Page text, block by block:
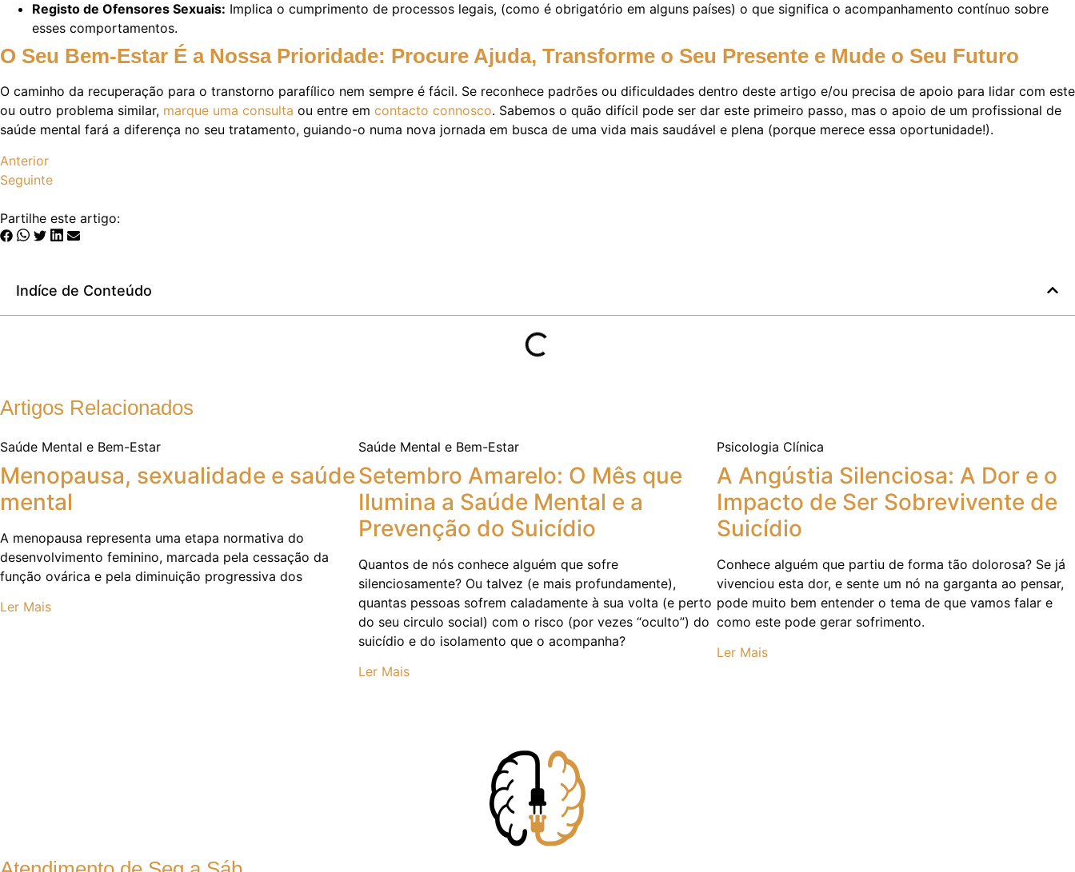
Registo de Ofensores Sexuais: Implica o cumprimento de processos legais, (como é obrigatório em alguns países) o que significa o acompanhamento contínuo sobre
esses comportamentos.
O Seu Bem-Estar É a Nossa Prioridade: Procure Ajuda, Transforme o Seu Presente e Mude o Seu Futuro
O caminho da recuperação para o transtorno parafílico nem sempre é fácil. Se reconhece padrões ou dificuldades dentro deste artigo e/ou precisa de apoio para lidar com este
ou outro problema similar, marque uma consulta ou entre em contacto connosco. Sabemos o quão difícil pode ser dar este primeiro passo, mas o apoio de um profissional de
saúde mental fará a diferença no seu tratamento, guiando-o numa nova jornada em busca de uma vida mais saudável e plena (porque merece essa oportunidade!).
Anterior
Seguinte
Partilhe este artigo:
Indíce de Conteúdo
Artigos Relacionados
Saúde Mental e Bem-Estar
Menopausa, sexualidade e saúde
mental
A menopausa representa uma etapa normativa do
desenvolvimento feminino, marcada pela cessação da
função ovárica e pela diminuição progressiva dos
Ler Mais
Saúde Mental e Bem-Estar
Setembro Amarelo: O Mês que
Ilumina a Saúde Mental e a
Prevenção do Suicídio
Quantos de nós conhece alguém que sofre
silenciosamente? Ou talvez (e mais profundamente),
quantas pessoas sofrem caladamente à sua volta (e perto
do seu circulo social) com o risco (por vezes “oculto”) do
suicídio e do isolamento que o acompanha?
Ler Mais
Psicologia Clínica
A Angústia Silenciosa: A Dor e o
Impacto de Ser Sobrevivente de
Suicídio
Conhece alguém que partiu de forma tão dolorosa? Se já
vivenciou esta dor, e sente um nó na garganta ao pensar,
pode muito bem entender o tema de que vamos falar e
como este pode gerar sofrimento.
Ler Mais